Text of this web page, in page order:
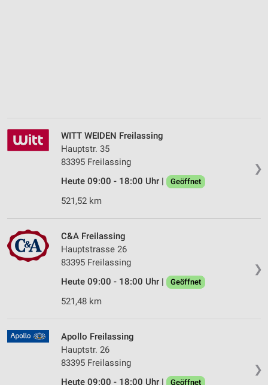
❯
WITT WEIDEN Freilassing
Hauptstr. 35
83395 Freilassing
Heute 09:00 - 18:00 Uhr |
Geöffnet
521,52 km
❯
C&A Freilassing
Hauptstrasse 26
83395 Freilassing
Heute 09:00 - 18:00 Uhr |
Geöffnet
521,48 km
❯
Apollo Freilassing
Hauptstr. 26
83395 Freilassing
Heute 09:00 - 18:00 Uhr |
Geöffnet